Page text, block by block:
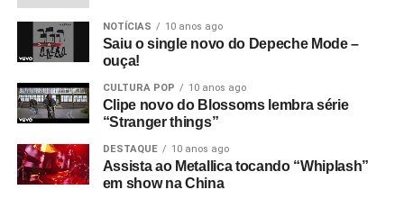
NOTÍCIAS 10 anos ago
Saiu o single novo do Depeche Mode –
ouça!
CULTURA POP 10 anos ago
Clipe novo do Blossoms lembra série
“Stranger things”
DESTAQUE 10 anos ago
Assista ao Metallica tocando “Whiplash”
em show na China